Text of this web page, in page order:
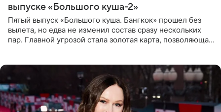
выпуске «Большого куша-2»
Пятый выпуск «Большого куша. Бангкок» прошел без
вылета, но едва не изменил состав сразу нескольких
пар. Главной угрозой стала золотая карта, позволяющая